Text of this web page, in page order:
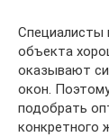
Специалисты
объекта
оказывают
окон.
подобрать
конкретного